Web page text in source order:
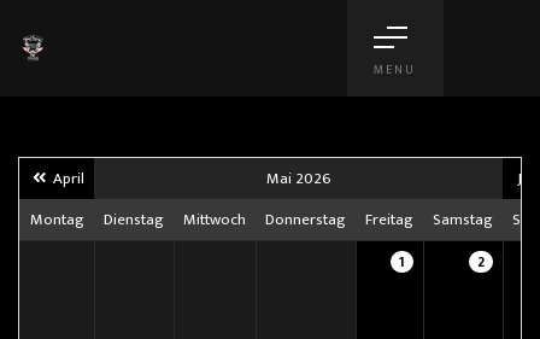
MENU
April Mai 2026
Montag
Dienstag Mittwoch Donnerstag Freitag Samstag
1 2